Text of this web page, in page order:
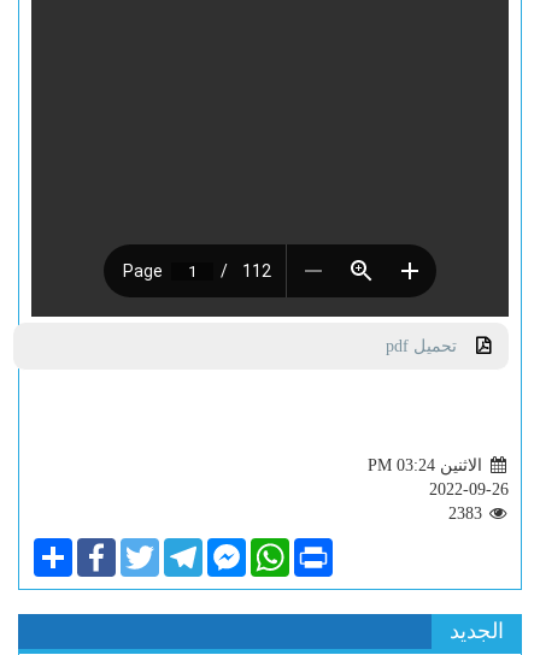
تحميل pdf
الاثنين PM 03:24
2022-09-26
ShareFacebookTwitterTelegramFacebook
Messenger
WhatsApp Print
الجديد